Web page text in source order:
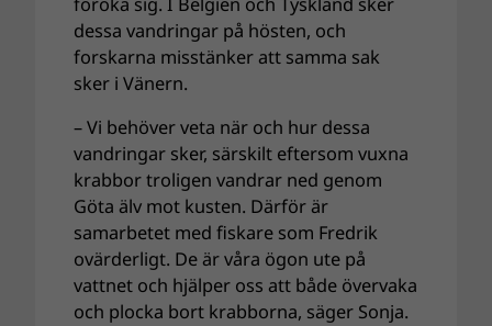
dessa vandringar på hösten, och
forskarna misstänker att samma sak
sker i Vänern.
– Vi behöver veta när och hur dessa
vandringar sker, särskilt eftersom vuxna
krabbor troligen vandrar ned genom
Göta älv mot kusten. Därför är
samarbetet med fiskare som Fredrik
ovärderligt. De är våra ögon ute på
vattnet och hjälper oss att både övervaka
och plocka bort krabborna, säger Sonja.